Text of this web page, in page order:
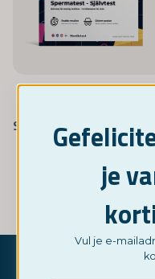
19,95 €
je
Vul je e-